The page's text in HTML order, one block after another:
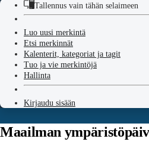
Tallennus vain tähän selaimeen
Luo uusi merkintä
Etsi merkinnät
Kalenterit, kategoriat ja tagit
Tuo ja vie merkintöjä
Hallinta
Kirjaudu sisään
Maailman